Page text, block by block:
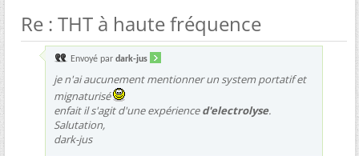
Re : THT à haute fréquence
Envoyé par dark-jus
je n'ai aucunement mentionner un system portatif et
mignaturisé
enfait il s'agit d'une expérienced'electrolyse.
Salutation,
dark-jus